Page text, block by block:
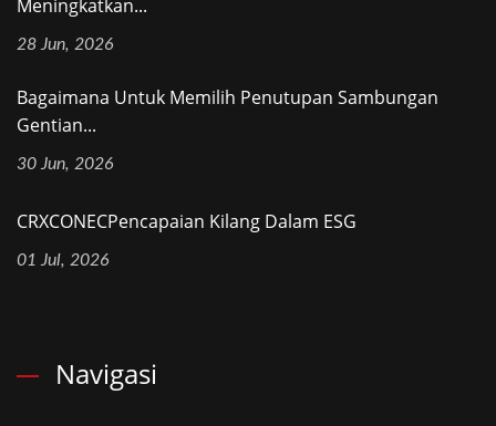
Meningkatkan...
28 Jun, 2026
Bagaimana Untuk Memilih Penutupan Sambungan
Gentian...
30 Jun, 2026
CRXCONECPencapaian Kilang Dalam ESG
01 Jul, 2026
Navigasi